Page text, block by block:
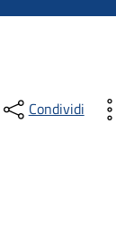
Condividi